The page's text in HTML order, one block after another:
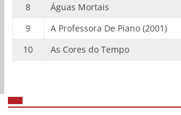
8
Águas Mortais
9
A Professora De Piano (2001)
10
As Cores do Tempo